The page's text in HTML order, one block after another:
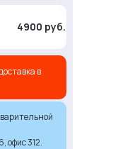
офис 312.
в
4900 руб.